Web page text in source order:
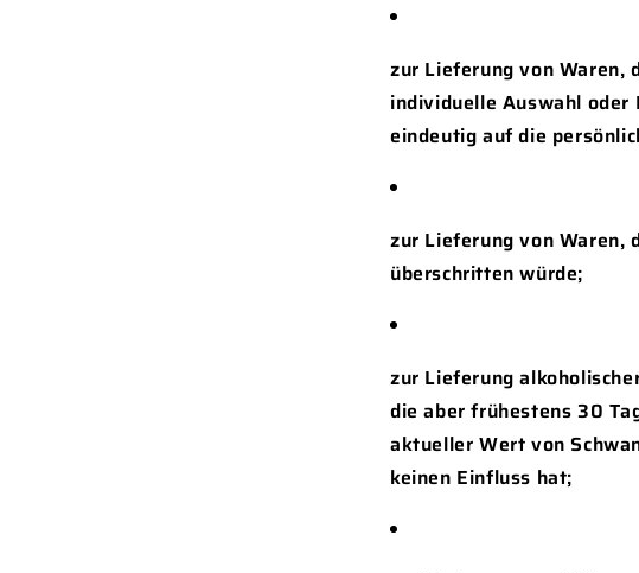
zur Lieferung von Waren,
individuelle Auswahl oder
eindeutig auf die
zur Lieferung von Waren,
überschritten würde;
zur Lieferung
die aber frühestens 30
aktueller Wert von
keinen Einfluss hat;